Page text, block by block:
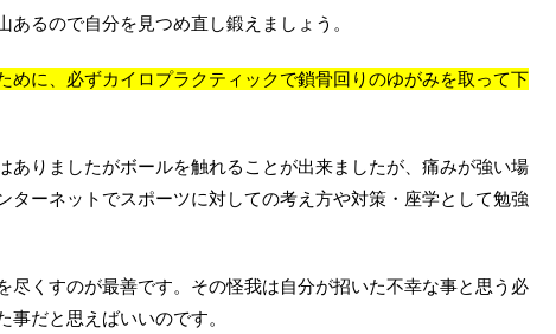
るので自分を見つめ直し鍛えましょう。
めに、必ずカイロプラクティックで鎖骨回りのゆがみを取って下
ありましたがボールを触れることが出来ましたが、痛みが強い場
ターネットでスポーツに対しての考え方や対策・座学として勉強
尽くすのが最善です。その怪我は自分が招いた不幸な事と思う必
だと思えばいいのです。